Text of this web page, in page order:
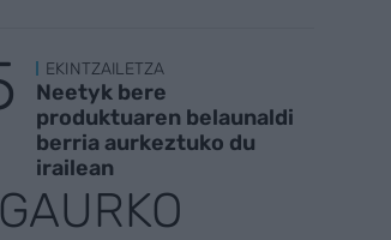
EKINTZAILETZA
Neetyk bere
produktuaren belaunaldi
berria aurkeztuko du
irailean
GAURKO